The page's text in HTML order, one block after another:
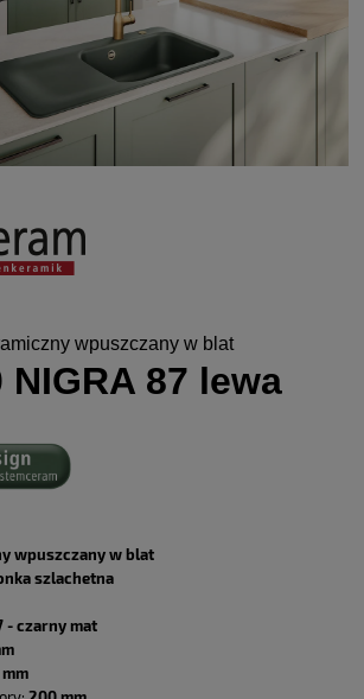
wpuszczany w blat
NIGRA 87 lewa
wpuszczany w blat
szlachetna
- czarny mat
mm